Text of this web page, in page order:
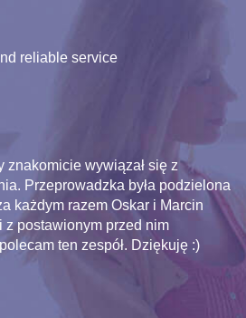
reliable service
znakomicie wywiązał się z
Przeprowadzka była podzielona
każdym razem Oskar i Marcin
postawionym przed nim
ten zespół. Dziękuję :)